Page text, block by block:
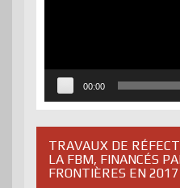
00:00
TRAVAUX DE
LA FBM, FINANCÉS
FRONTIÈRES EN 2017